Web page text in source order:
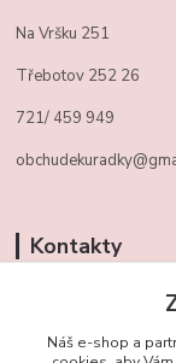
Na Vršku 251
Třebotov 252 26
721/ 459 949
Kontakty
+420 721
Náš e-shop a